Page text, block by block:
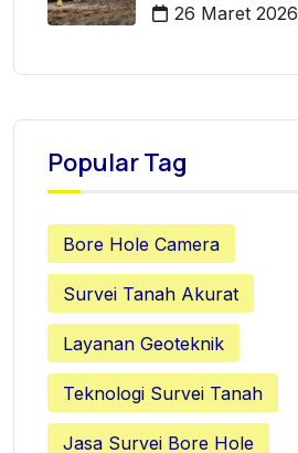
26 Maret 2026
Popular Tag
Bore Hole Camera
Survei Tanah Akurat
Layanan Geoteknik
Teknologi Survei Tanah
Jasa Survei Bore Hole